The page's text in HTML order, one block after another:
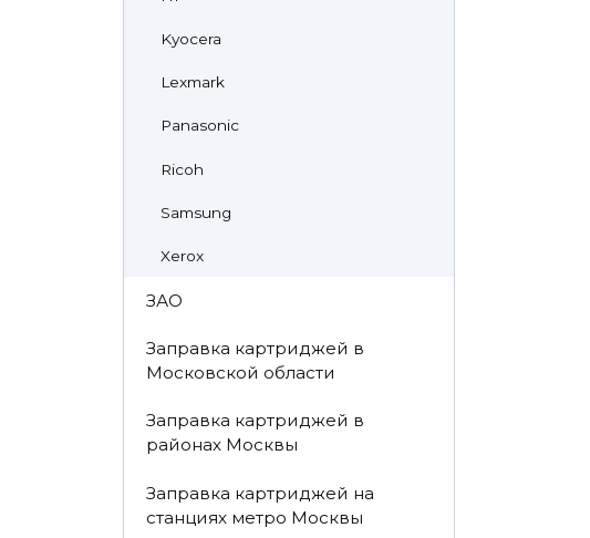
Kyocera
Lexmark
Panasonic
Ricoh
Samsung
Xerox
ЗАО
Заправка картриджей в
Московской области
Заправка картриджей в
районах Москвы
Заправка картриджей на
станциях метро Москвы